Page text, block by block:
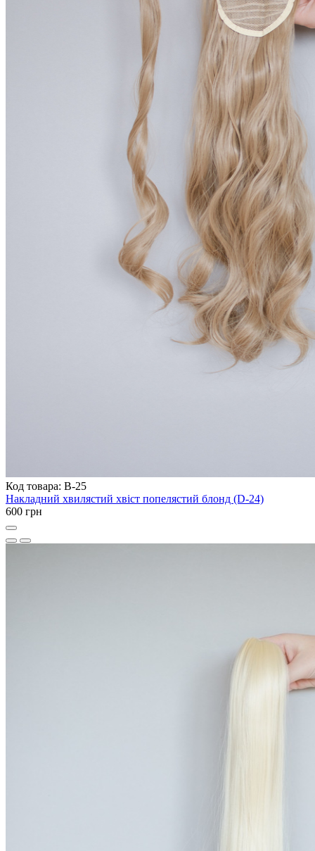
Код товара: B-25
Накладний хвилястий хвіст попелястий блонд (D-24)
600 грн